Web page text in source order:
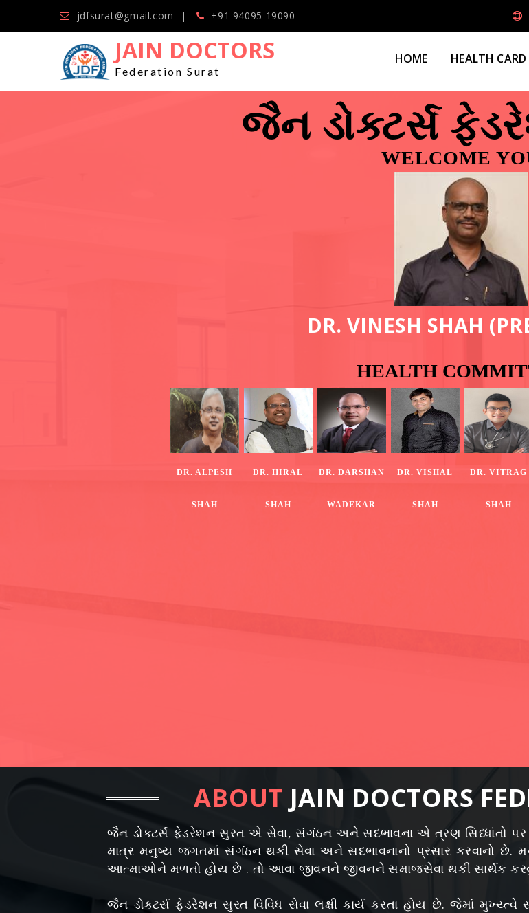
jdfsurat@gmail.com +91 94095 19090
JAIN DOCTORS
Federation Surat
HOME HEALTH CARD
જૈન ડોક્ટર્સ
WELCOME
DR. VINESH SHAH (PR
HEALTH
DR. ALPESH
SHAH
DR. HIRAL
SHAH
DR. DARSHAN
WADEKAR
DR. VISHAL
SHAH
DR. VITRAG
SHAH
ABOUT JAIN DOCTORS
જૈન ડોક્ટર્સ ફેડરેશન સુરત એ સેવા, સંગંઠન અને સદભાવના એ ત્રણ સિધ્ધાંતો પર
માત્ર મનુષ્ય જગતમાં સંગંઠન થકી સેવા અને સદભાવનાનો પ્રસાર કરવાનો
આત્માઓને મળતો હોય છે . તો આવા જીવનને જીવનને સમાજસેવા થકી સાર્થક
જૈન ડોક્ટર્સ ફેડરેશન સુરત વિવિધ સેવા લક્ષી કાર્ય કરતા હોય છે. જેમાં